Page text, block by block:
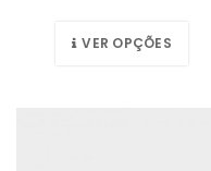
VER OPÇÕES